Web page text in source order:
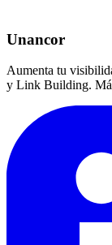
Unancor
Aumenta tu
y Link Building.